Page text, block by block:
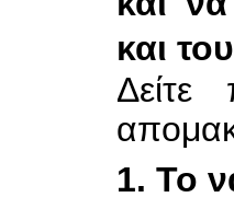
και
Δείτε
1. Το